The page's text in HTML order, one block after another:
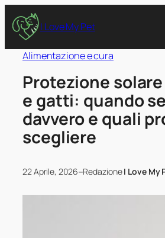
I Love My Pet
Alimentazione e cura
Protezione
e gatti: quando
davvero e quali
scegliere
22 Aprile, 2026–RedazioneI Love My